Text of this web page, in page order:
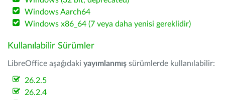
Windows Aarch64
Windows x86_64 (7 veya daha yenisi gereklidir)
Kullanılabilir Sürümler
LibreOffice aşağıdaki yayımlanmış sürümlerde kullanılabilir:
26.2.5
26.2.4